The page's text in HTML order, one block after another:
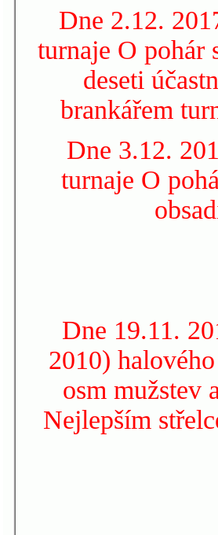
Dne 2.12.
turnaje O pohár
deseti
brankářem
Dne 3.12.
turnaje O
Dne 19.11.
2010)
osm mužstev
Nejlepším